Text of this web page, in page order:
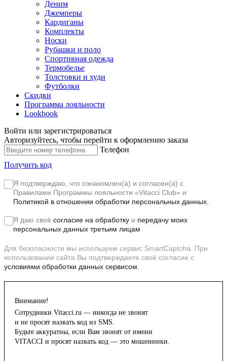
Деним
Джемперы
Кардиганы
Комплекты
Носки
Рубашки и поло
Спортивная одежда
Термобелье
Толстовки и худи
Футболки
Скидки
Программа лояльности
Lookbook
Войти или зарегистрироваться
Авторизуйтесь, чтобы перейти к оформлению заказа
Телефон
Получить код
Я подтверждаю, что ознакомлен(а) и согласен(а) с
Правилами Программы лояльности «Vitacci Club» и
Политикой в отношении обработки персональных данных.
Я даю своё согласие на обработку и передачу моих
персональных данных третьим лицам
Для безопасности мы используем сервис SmartCaptcha. При
использовании сайта Вы подтверждаете своё согласие с
условиями обработки данных сервисом.
Внимание!
Сотрудники Vitacci.ru — никогда не звонят
и не просят назвать код из SMS.
Будьте аккуратны, если Вам звонят от имени
VITACCI и просят назвать код — это мошенники.